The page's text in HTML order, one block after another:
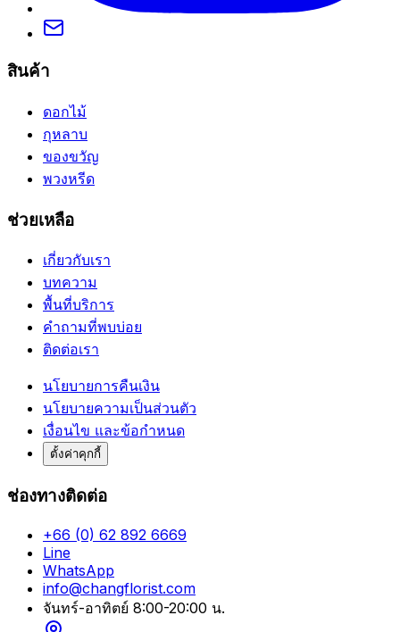
สินค้า
ดอกไม้
กุหลาบ
ของขวัญ
พวงหรีด
ช่วยเหลือ
เกี่ยวกับเรา
บทความ
พื้นที่บริการ
คำถามที่พบบ่อย
ติดต่อเรา
นโยบายการคืนเงิน
นโยบายความเป็นส่วนตัว
เงื่อนไข และข้อกำหนด
ตั้งค่าคุกกี้
ช่องทางติดต่อ
+66 (0) 62 892 6669
Line
WhatsApp
info@changflorist.com
จันทร์-อาทิตย์ 8:00-20:00 น.